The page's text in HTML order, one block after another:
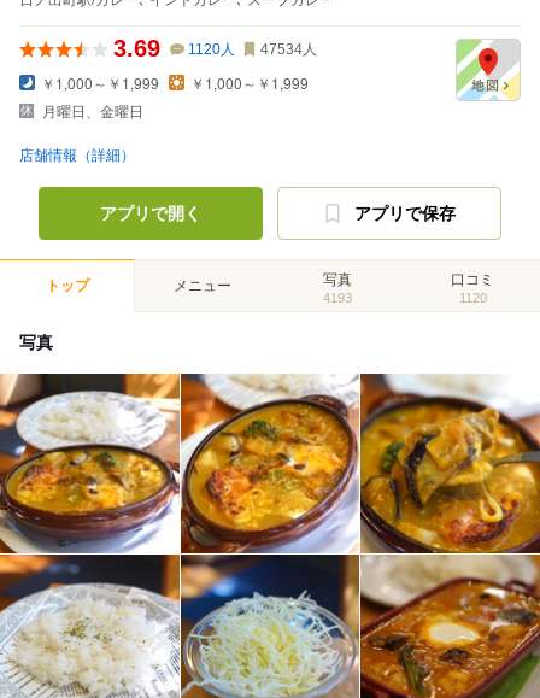
3.69 1120人 47534人
￥1,000～￥1,999
￥1,000～￥1,999
月曜日、金曜日
店舗情報（詳細）
アプリで開く アプリで保存
トップ メニュー 写真
4193
口コミ
1120
写真